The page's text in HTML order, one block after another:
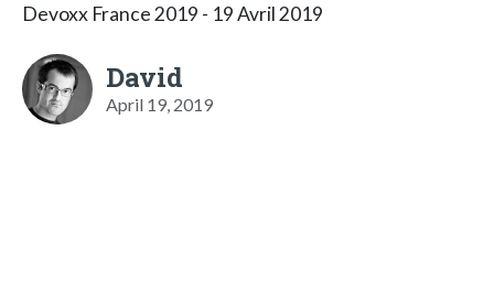
Devoxx France 2019 - 19 Avril 2019
David
April 19, 2019